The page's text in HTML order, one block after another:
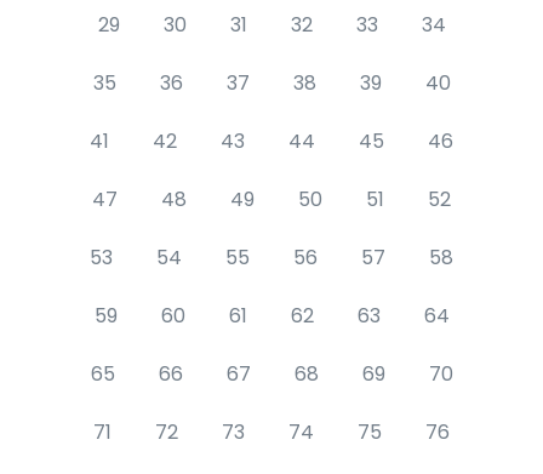
29 30 31 32 33 34
35 36 37 38 39 40
41 42 43 44 45 46
47 48 49 50 51 52
53 54 55 56 57 58
59 60 61 62 63 64
65 66 67 68 69 70
71 72 73 74 75 76